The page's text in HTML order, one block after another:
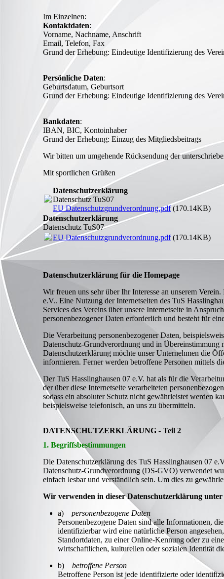
Im Einzelnen:
Kontaktdaten:
Vorname, Nachname, Anschrift
Email, Telefon, Fax
Grund der Erhebung: Eindeutige Identifizierung des
Persönliche Daten:
Geburtsdatum, Geburtsort
Grund der Erhebung: Eindeutige Identifizierung des
Bankdaten:
IBAN, BIC, Kontoinhaber
Grund der Erhebung: Einzug des Mitgliedsbeitrags
Wir bitten um umgehende Rücksendung der
Mit sportlichen Grüßen
Datenschutzerklärung
Datenschutz TuS07
EU Datenschutzgrundverordnung.pdf(170.14KB)
Datenschutzerklärung
Datenschutz TuS07
EU Datenschutzgrundverordnung.pdf(170.14KB)
Datenschutzerklärung für die Homepage
Wir freuen uns sehr über Ihr Interesse an unserem
e.V.. Eine Nutzung der Internetseiten des TuS
Services des Vereins über unsere Internetseite in
personenbezogener Daten erforderlich und besteht für
Die Verarbeitung personenbezogener Daten,
Datenschutz-Grundverordnung und in Übereinstimmung
Datenschutzerklärung möchte unser Unternehmen die
informieren. Ferner werden betroffene Personen mittels
Der TuS Hasslinghausen 07 e.V. hat als für die
der über diese Internetseite verarbeiteten
sodass ein absoluter Schutz nicht gewährleistet werden
beispielsweise telefonisch, an uns zu übermitteln.
DATENSCHUTZERKLÄRUNG - Teil 2
1. Begriffsbestimmungen
Die Datenschutzerklärung des TuS Hasslinghausen 07
Datenschutz-Grundverordnung (DS-GVO) verwendet
einfach lesbar und verständlich sein. Um dies zu
Wir verwenden in dieser Datenschutzerklärung
a) personenbezogene Daten
Personenbezogene Daten sind alle Informationen,
identifizierbar wird eine natürliche Person
Standortdaten, zu einer Online-Kennung oder zu
wirtschaftlichen, kulturellen oder sozialen Identität
b) betroffene Person
Betroffene Person ist jede identifizierte oder